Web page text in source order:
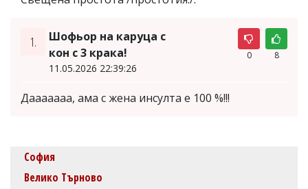
1.
Шофьор на каруца с
кон с 3 крака!
11.05.2026 22:39:26
0 8
Дааааааа, ама с жена инсулта е 100 %!!!
София
Велико Търново